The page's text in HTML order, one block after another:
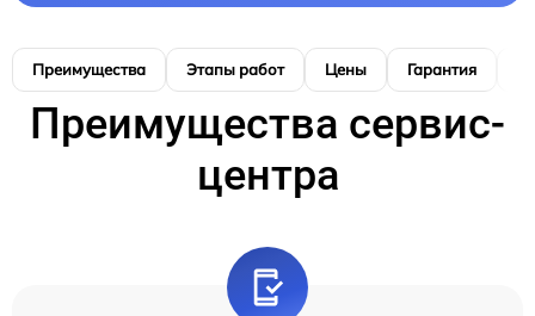
Преимущества Этапы работ Цены Гарантия
Преимущества сервис-
центра